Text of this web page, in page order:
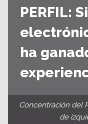
PERFIL:
ha
Concentración del
de